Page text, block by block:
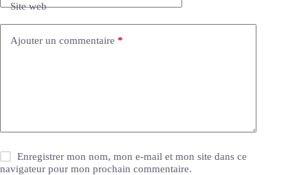
Site web
Ajouter un commentaire *
Enregistrer mon nom, mon e-mail et mon site dans ce
navigateur pour mon prochain commentaire.
v
e